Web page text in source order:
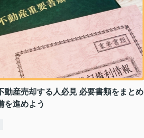
動産売却する人必見 必要書類をまとめ
を進めよう